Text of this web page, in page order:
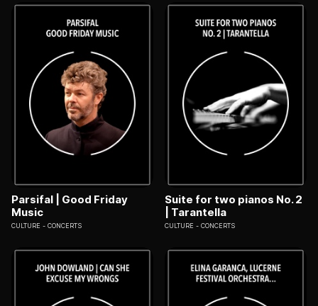
Parsifal | Good Friday
Music
CULTURE CONCERTS
Suite for two pianos No. 2
| Tarantella
CULTURE CONCERTS